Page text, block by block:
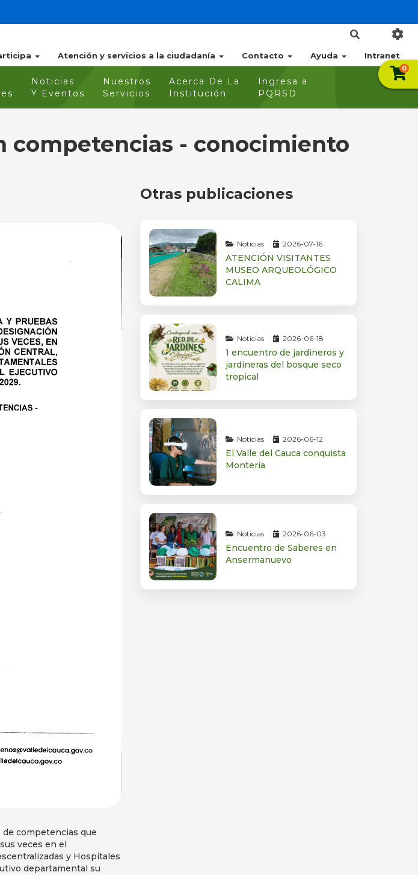
Atención y servicios a la ciudadanía Contacto Ayuda Intranet
Noticias
Y Eventos
Nuestros
Servicios
Acerca De La
Institución
Ingresa a
PQRSD
0
competencias - conocimiento
competencias que
veces en el
y Hospitales
departamental su
Otras publicaciones
Noticias 2026-07-16
ATENCIÓN VISITANTES
MUSEO ARQUEOLÓGICO
CALIMA
Noticias 2026-06-18
1 encuentro de jardineros y
jardineras del bosque seco
tropical
Noticias 2026-06-12
El Valle del Cauca conquista
Montería
Noticias 2026-06-03
Encuentro de Saberes en
Ansermanuevo